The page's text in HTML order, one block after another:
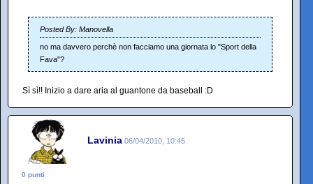
Posted By: Manovella
no ma davvero perchè non facciamo una giornata lo "Sport della
Fava"?
Sì sì!! Inizio a dare aria al guantone da baseball :D
Lavinia 06/04/2010, 10:45
0 punti